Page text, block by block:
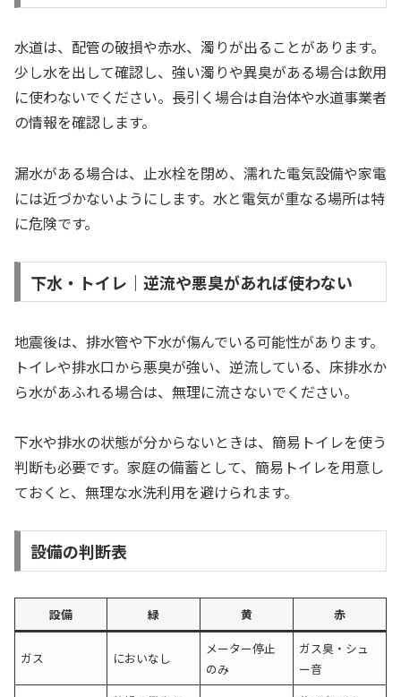
水道は、配管の破損や赤水、濁りが出ることがあります。
少し水を出して確認し、強い濁りや異臭がある場合は飲用
に使わないでください。長引く場合は自治体や水道事業者
の情報を確認します。
漏水がある場合は、止水栓を閉め、濡れた電気設備や家電
には近づかないようにします。水と電気が重なる場所は特
に危険です。
下水・トイレ｜逆流や悪臭があれば使わない
地震後は、排水管や下水が傷んでいる可能性があります。
トイレや排水口から悪臭が強い、逆流している、床排水か
ら水があふれる場合は、無理に流さないでください。
下水や排水の状態が分からないときは、簡易トイレを使う
判断も必要です。家庭の備蓄として、簡易トイレを用意し
ておくと、無理な水洗利用を避けられます。
設備の判断表
設備 緑 黄 赤
ガス においなし
メーター停止
のみ
ガス臭・シュ
ー音